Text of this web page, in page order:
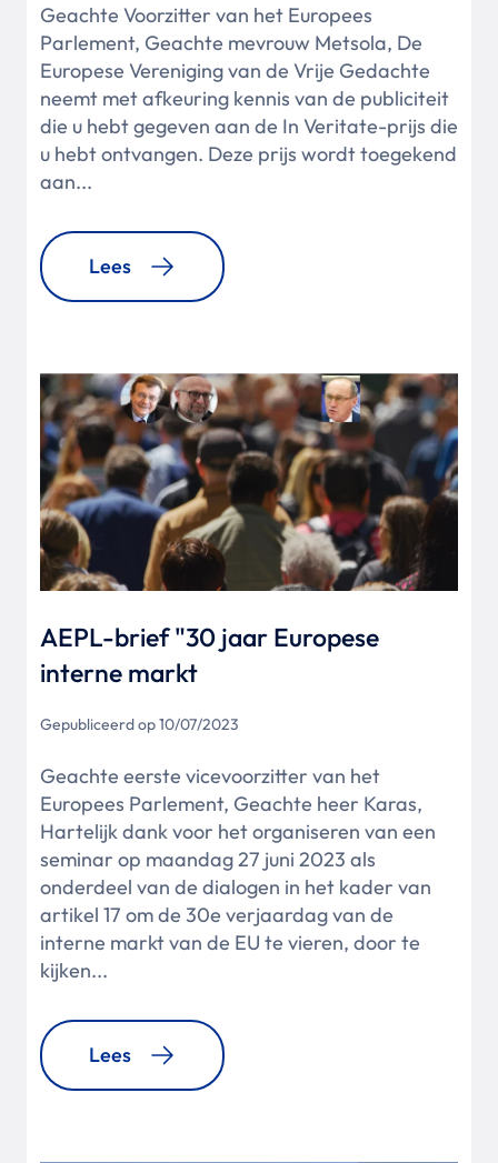
Geachte Voorzitter van het Europees
Parlement, Geachte mevrouw Metsola, De
Europese Vereniging van de Vrije Gedachte
neemt met afkeuring kennis van de publiciteit
die u hebt gegeven aan de In Veritate-prijs die
u hebt ontvangen. Deze prijs wordt toegekend
aan...
Lees
AEPL-brief "30 jaar Europese
interne markt
Gepubliceerd op 10/07/2023
Geachte eerste vicevoorzitter van het
Europees Parlement, Geachte heer Karas,
Hartelijk dank voor het organiseren van een
seminar op maandag 27 juni 2023 als
onderdeel van de dialogen in het kader van
artikel 17 om de 30e verjaardag van de
interne markt van de EU te vieren, door te
kijken...
Lees